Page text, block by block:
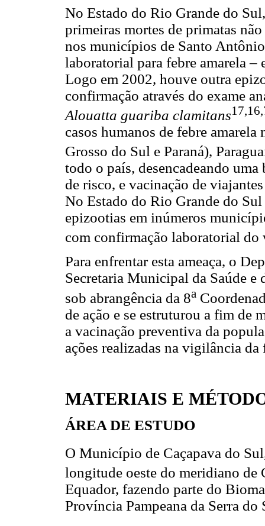
No Estado do Rio Grande do
primeiras mortes de primatas
nos municípios de Santo
laboratorial para febre amarela –
Logo em 2002, houve outra
confirmação através do exame
Alouatta guariba clamitans
casos humanos de febre
Grosso do Sul e Paraná),
todo o país, desencadeando uma
de risco, e vacinação de
No Estado do Rio Grande do
epizootias em inúmeros
com confirmação laboratorial do
Para enfrentar esta ameaça, o
Secretaria Municipal da Saúde
sob abrangência da 8a
de ação e se estruturou a fim de
a vacinação preventiva da
ações realizadas na vigilância
MATERIAIS E
ÁREA DE ESTUDO
O Município de Caçapava do
longitude oeste do meridiano de
Equador, fazendo parte do
Província Pampeana da Serra do